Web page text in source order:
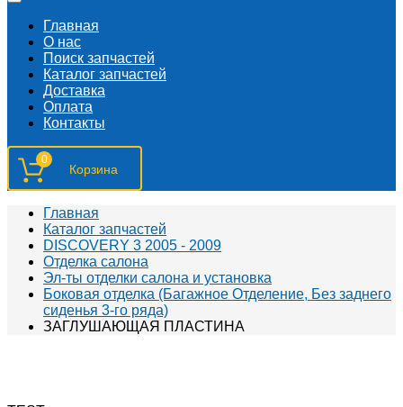
Главная
О нас
Поиск запчастeй
Каталог запчастей
Доставка
Оплата
Контакты
0
Главная
Каталог запчастей
DISCOVERY 3 2005 - 2009
Отделка салона
Эл-ты отделки салона и установка
Боковая отделка (Багажное Отделение, Без заднего
сиденья 3-го ряда)
ЗАГЛУШАЮЩАЯ ПЛАСТИНА